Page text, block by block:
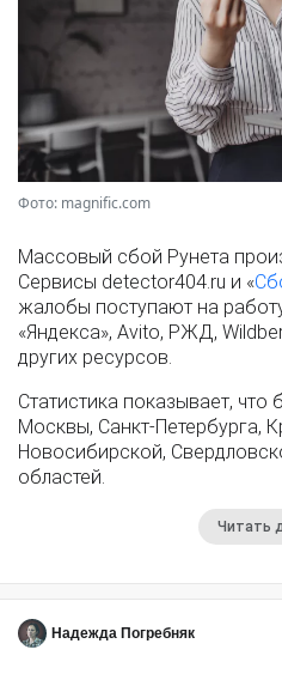
Фото: magnific.com
Массовый сбой Рунета
Сервисы detector404.ru и «
жалобы поступают на
«Яндекса», Avito, РЖД,
других ресурсов.
Статистика показывает,
Москвы, Санкт-Петербурга,
Новосибирской,
областей.
Читать
Надежда Погребняк